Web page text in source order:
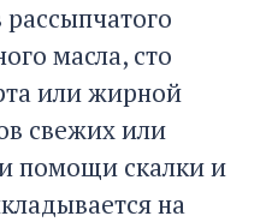
масла, сто
или жирной
свежих или
помощи скалки и
на